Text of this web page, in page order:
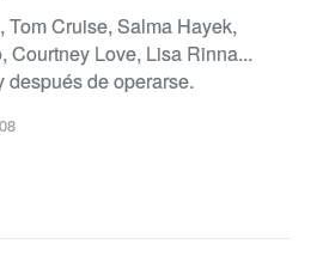
Tom Cruise, Salma Hayek,
Courtney Love, Lisa Rinna...
después de operarse.